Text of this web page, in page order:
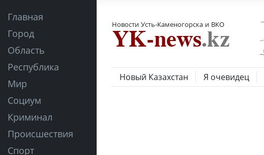
Главная
Город
Область
Республика
Мир
Социум
Криминал
Происшествия
Спорт
Новости Усть-Каменогорска и ВКО
Новый Казахстан Я очевидец